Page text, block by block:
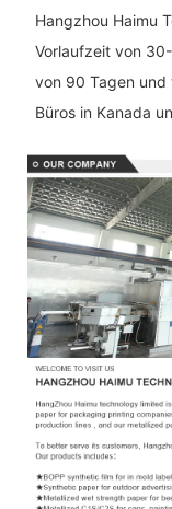
Hangzhou Haimu
Vorlaufzeit von
von 90 Tagen
Büros in Kanada